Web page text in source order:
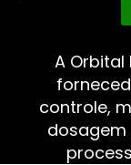
A
controle,